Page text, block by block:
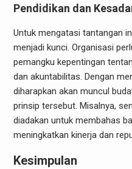
Pendidikan dan
Untuk mengatasi tantangan
menjadi kunci. Organisasi
pemangku kepentingan
dan akuntabilitas. Dengan
diharapkan akan muncul
prinsip tersebut. Misalnya,
diadakan untuk membahas
meningkatkan kinerja dan
Kesimpulan